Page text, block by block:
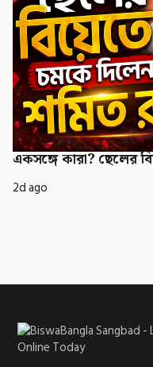
একসঙ্গে কারা? ছেলের
2d ago